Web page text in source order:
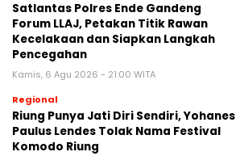
Satlantas Polres Ende Gandeng
Forum LLAJ, Petakan Titik Rawan
Kecelakaan dan Siapkan Langkah
Pencegahan
Kamis, 6 Agu 2026 - 21:00 WITA
Regional
Riung Punya Jati Diri Sendiri, Yohanes
Paulus Lendes Tolak Nama Festival
Komodo Riung